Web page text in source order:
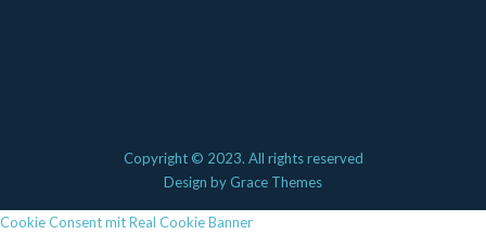
Copyright © 2023. All rights reserved
Design by Grace Themes
Cookie Consent mit Real Cookie Banner